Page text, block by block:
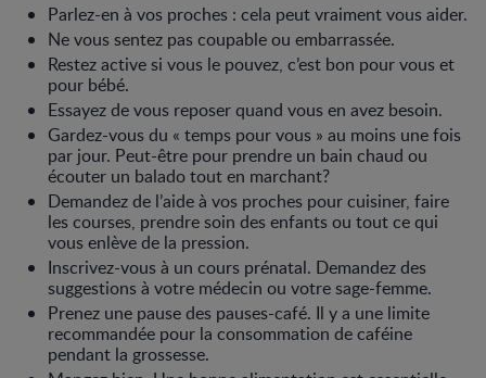
Parlez-en à vos proches : cela peut vraiment vous aider.
Ne vous sentez pas coupable ou embarrassée.
Restez active si vous le pouvez, c’est bon pour vous et
pour bébé.
Essayez de vous reposer quand vous en avez besoin.
Gardez-vous du « temps pour vous » au moins une fois
par jour. Peut-être pour prendre un bain chaud ou
écouter un balado tout en marchant?
Demandez de l’aide à vos proches pour cuisiner, faire
les courses, prendre soin des enfants ou tout ce qui
vous enlève de la pression.
Inscrivez-vous à un cours prénatal. Demandez des
suggestions à votre médecin ou votre sage-femme.
Prenez une pause des pauses-café. Il y a une limite
recommandée pour la consommation de caféine
pendant la grossesse.